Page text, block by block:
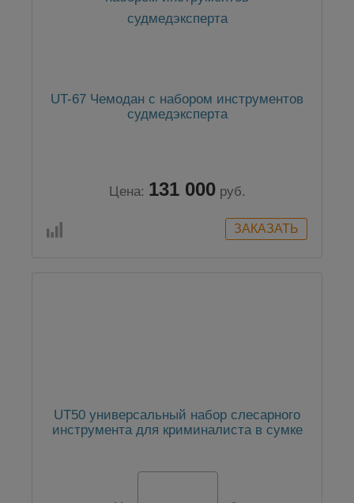
UT-67 Чемодан с набором инструментов
судмедэксперта
Цена: 131 000 руб.
UT50 универсальный набор слесарного
инструмента для криминалиста в сумке